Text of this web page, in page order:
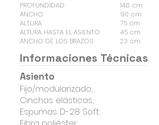
PROFUNDIDAD
ANCHO
ALTURA
ALTURA HASTA EL ASIENTO
ANCHO DE LOS BRAZOS
140 cm
90 cm
75 cm
45 cm
23 cm
Informaciones Técnicas
Asiento
Fijo/modularizado;
Cinchas elásticas;
Espumas D-28 Soft;